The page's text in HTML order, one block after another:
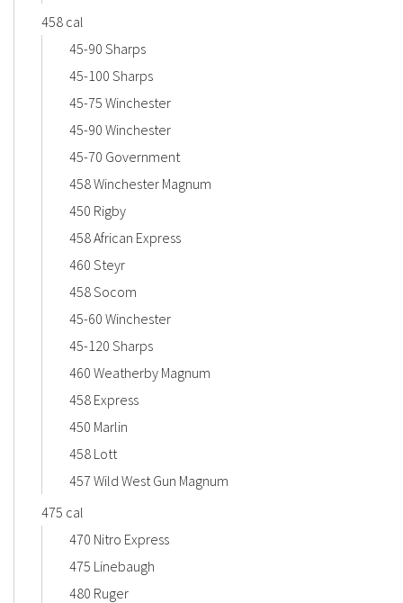
458 cal
45-90 Sharps
45-100 Sharps
45-75 Winchester
45-90 Winchester
45-70 Government
458 Winchester Magnum
450 Rigby
458 African Express
460 Steyr
458 Socom
45-60 Winchester
45-120 Sharps
460 Weatherby Magnum
458 Express
450 Marlin
458 Lott
457 Wild West Gun Magnum
475 cal
470 Nitro Express
475 Linebaugh
480 Ruger